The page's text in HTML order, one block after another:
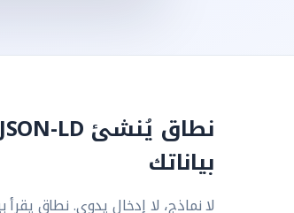
بياناتك